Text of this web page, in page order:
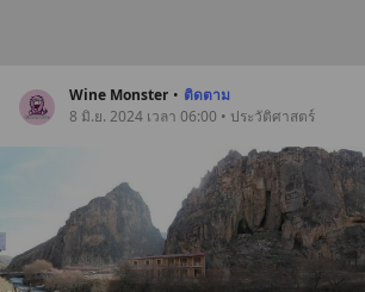
Wine Monster • ติดตาม
8 มิ.ย. 2024 เวลา 06:00 • ประวัติศาสตร์